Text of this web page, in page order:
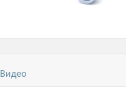
Видео